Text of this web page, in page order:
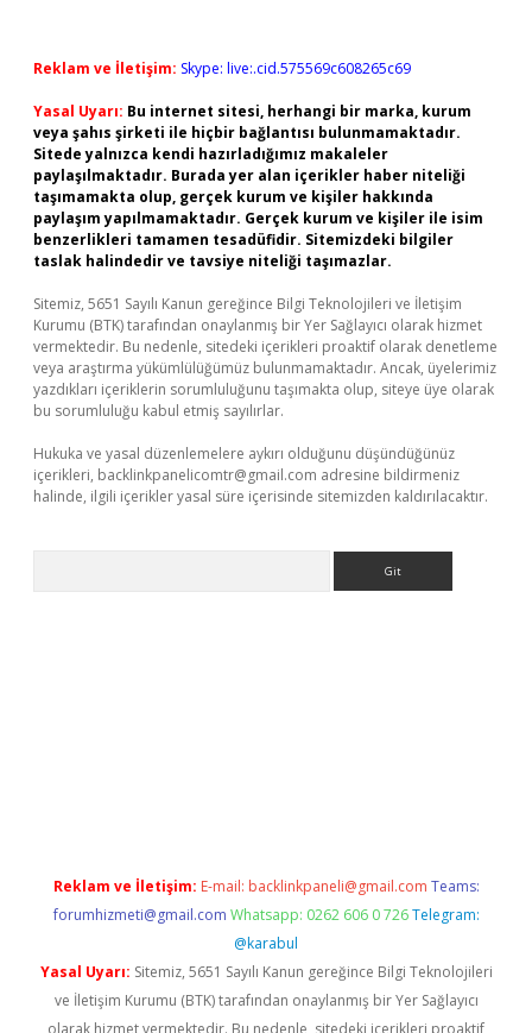
Reklam ve İletişim: Skype: live:.cid.575569c608265c69
Yasal Uyarı: Bu internet sitesi, herhangi bir marka, kurum
veya şahıs şirketi ile hiçbir bağlantısı bulunmamaktadır.
Sitede yalnızca kendi hazırladığımız makaleler
paylaşılmaktadır. Burada yer alan içerikler haber niteliği
taşımamakta olup, gerçek kurum ve kişiler hakkında
paylaşım yapılmamaktadır. Gerçek kurum ve kişiler ile isim
benzerlikleri tamamen tesadüfidir. Sitemizdeki bilgiler
taslak halindedir ve tavsiye niteliği taşımazlar.
Sitemiz, 5651 Sayılı Kanun gereğince Bilgi Teknolojileri ve İletişim
Kurumu (BTK) tarafından onaylanmış bir Yer Sağlayıcı olarak hizmet
vermektedir. Bu nedenle, sitedeki içerikleri proaktif olarak denetleme
veya araştırma yükümlülüğümüz bulunmamaktadır. Ancak, üyelerimiz
yazdıkları içeriklerin sorumluluğunu taşımakta olup, siteye üye olarak
bu sorumluluğu kabul etmiş sayılırlar.
Hukuka ve yasal düzenlemelere aykırı olduğunu düşündüğünüz
içerikleri, backlinkpanelicomtr@gmail.com adresine bildirmeniz
halinde, ilgili içerikler yasal süre içerisinde sitemizden kaldırılacaktır.
Reklam ve İletişim: E-mail: backlinkpaneli@gmail.com Teams:
forumhizmeti@gmail.com Whatsapp: 0262 606 0 726 Telegram:
@karabul
Yasal Uyarı: Sitemiz, 5651 Sayılı Kanun gereğince Bilgi Teknolojileri
ve İletişim Kurumu (BTK) tarafından onaylanmış bir Yer Sağlayıcı
olarak hizmet vermektedir. Bu nedenle, sitedeki içerikleri proaktif